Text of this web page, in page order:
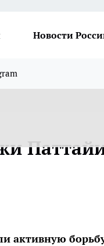
Новости
активную